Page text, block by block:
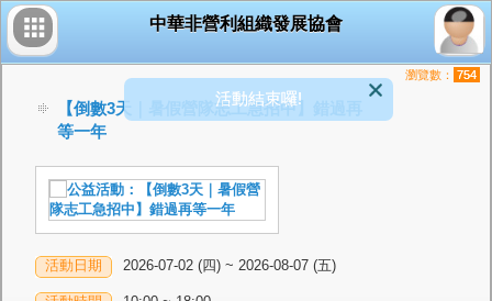
中華非營利組織發展協會
活動結束囉!
【倒數3天｜暑假營隊志工急招中】錯過再
等一年
瀏覽數： 754
活動日期 2026-07-02 (四) ~ 2026-08-07 (五)